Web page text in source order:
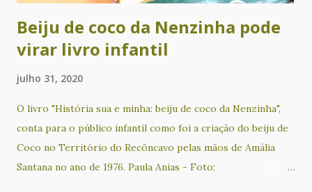
gratui...
Beiju de coco da Nenzinha pode
virar livro infantil
julho 31, 2020
O livro "História sua e minha: beiju de coco da Nenzinha",
conta para o público infantil como foi a criação do beiju de
Coco no Território do Recôncavo pelas mãos de Amália
Santana no ano de 1976. Paula Anias - Foto: